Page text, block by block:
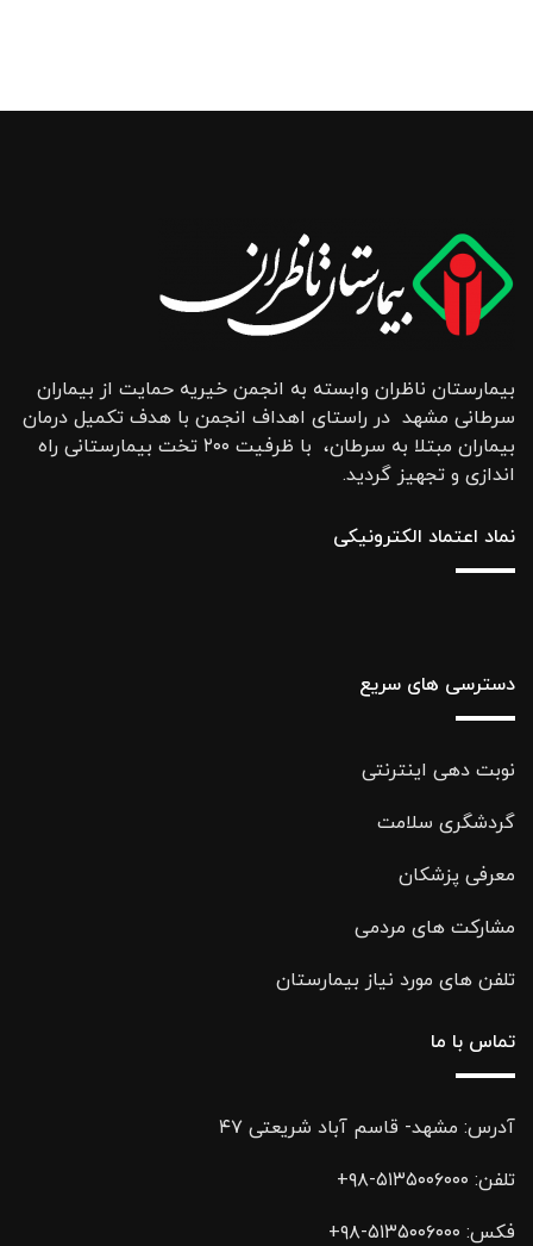
بیمارستان ناظران وابسته به انجمن خیریه حمایت از بیماران
سرطانی مشهد در راستای اهداف انجمن با هدف تکمیل درمان
بیماران مبتلا به سرطان، با ظرفیت ۲۰۰ تخت بیمارستانی راه
اندازی و تجهیز گردید.
نماد اعتماد الکترونیکی
دسترسی های سریع
نوبت دهی اینترنتی
گردشگری سلامت
معرفی پزشکان
مشارکت های مردمی
تلفن های مورد نیاز بیمارستان
تماس با ما
آدرس: مشهد- قاسم آباد شریعتی ۴۷
تلفن: ۵۱۳۵۰۰۶۰۰۰-۹۸+
فکس: ۵۱۳۵۰۰۶۰۰۰-۹۸+